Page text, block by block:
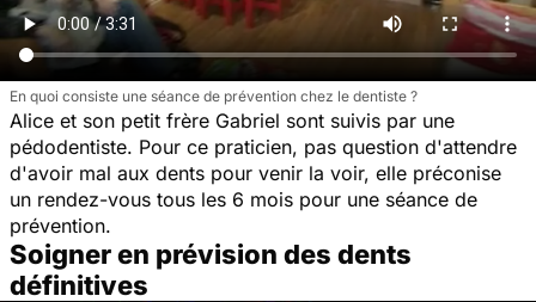
En quoi consiste une séance de prévention chez le dentiste ?
Alice et son petit frère Gabriel sont suivis par une
pédodentiste. Pour ce praticien, pas question d'attendre
d'avoir mal aux dents pour venir la voir, elle préconise
un rendez-vous tous les 6 mois pour une séance de
prévention.
Soigner en prévision des dents
définitives